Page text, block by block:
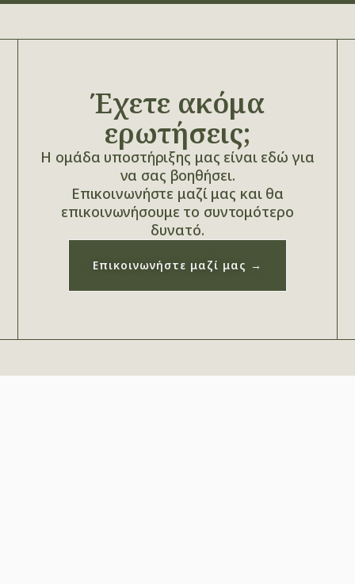
Έχετε ακόμα
ερωτήσεις;
Η ομάδα υποστήριξης μας είναι εδώ για
να σας βοηθήσει.
Επικοινωνήστε μαζί μας και θα
επικοινωνήσουμε το συντομότερο
δυνατό.
Επικοινωνήστε μαζί μας →